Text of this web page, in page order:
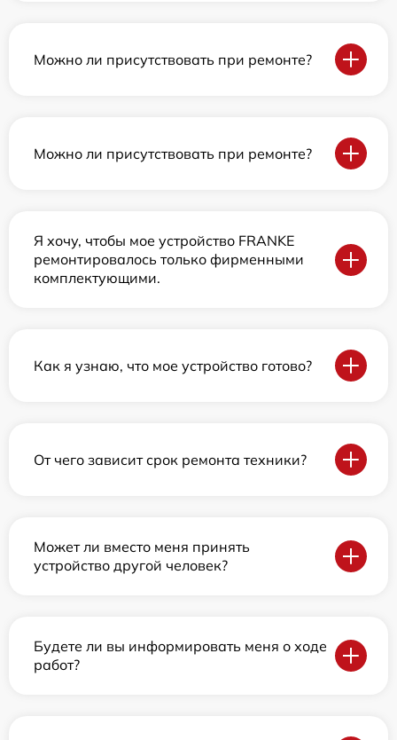
Можно ли присутствовать при ремонте?
Можно ли присутствовать при ремонте?
Я хочу, чтобы мое устройство FRANKE
ремонтировалось только фирменными
комплектующими.
Как я узнаю, что мое устройство готово?
От чего зависит срок ремонта техники?
Может ли вместо меня принять
устройство другой человек?
Будете ли вы информировать меня о ходе
работ?